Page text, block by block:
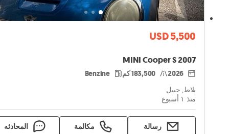
USD 5,500
MINI Cooper S 2007
2026 183,500 كم Benzine
بلاط, جبيل
منذ ١ أسبوع
رسالة مكالمة المحادثه